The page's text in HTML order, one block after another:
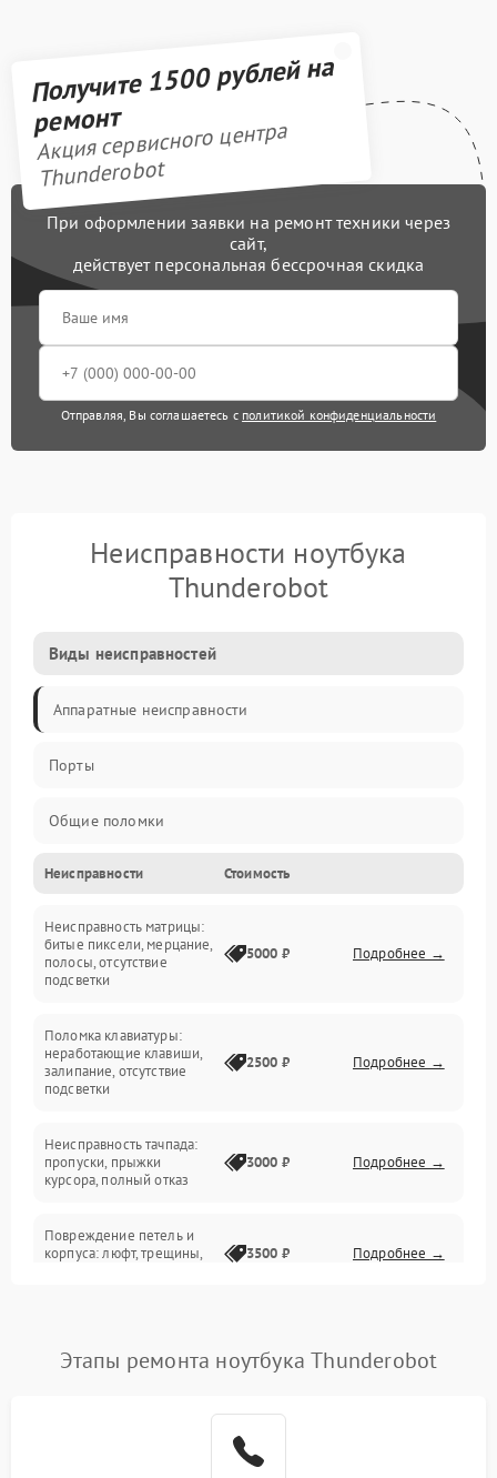
Получите 1500 рублей на
ремонт
Акция сервисного центра
Thunderobot
При оформлении заявки на ремонт техники через
сайт,
действует персональная бессрочная скидка
Отправляя, Вы соглашаетесь с политикой конфиденциальности
Неисправности ноутбука
Thunderobot
Виды неисправностей
Аппаратные неисправности
Порты
Общие поломки
Устройства
Программные ошибки
Электрические и системные сбои
Интерфейсные проблемы
Батарея
Сеть и интернет
Неисправности Стоимость
Неисправность матрицы:
битые пиксели, мерцание,
полосы, отсутствие
подсветки
5000 ₽ Подробнее →
Поломка клавиатуры:
неработающие клавиши,
залипание, отсутствие
подсветки
2500 ₽ Подробнее →
Неисправность тачпада:
пропуски, прыжки
курсора, полный отказ
3000 ₽ Подробнее →
Повреждение петель и
корпуса: люфт, трещины,
3500 ₽ Подробнее →
невозможность зарядки,
2500 ₽ Подробнее →
2000 ₽
Этапы ремонта ноутбука Thunderobot